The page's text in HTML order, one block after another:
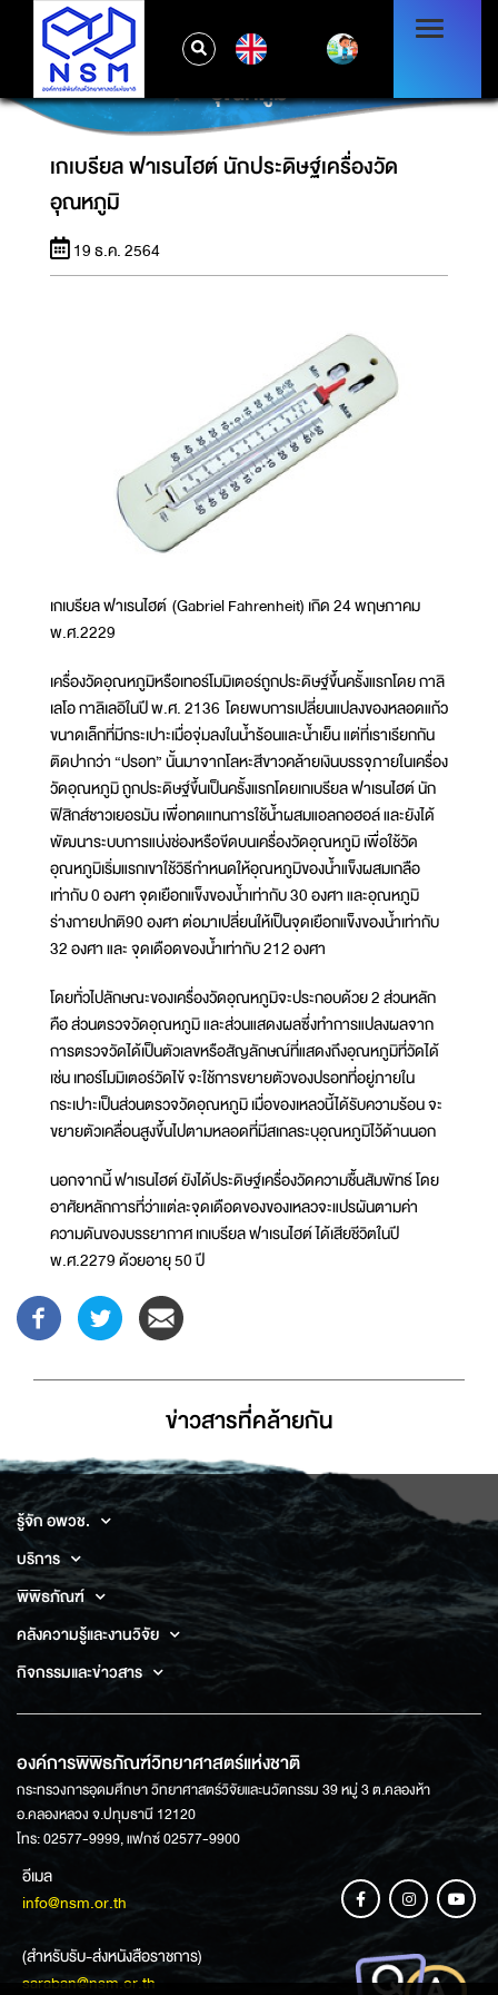
เกเบรียล ฟาเรนไฮต์ นักประดิษฐ์เครื่องวัด
อุณหภูมิ
เกเบรียล ฟาเรนไฮต์ นักประดิษฐ์เครื่องวัด
อุณหภูมิ
19 ธ.ค. 2564
เกเบรียล ฟาเรนไฮต์ (Gabriel Fahrenheit) เกิด 24 พฤษภาคม
พ.ศ.2229
เครื่องวัดอุณหภูมิหรือเทอร์โมมิเตอร์ถูกประดิษฐ์ขึ้นครั้งแรกโดย กาลิ
เลโอ กาลิเลอิในปี พ.ศ. 2136 โดยพบการเปลี่ยนแปลงของหลอดแก้ว
ขนาดเล็กที่มีกระเปาะเมื่อจุ่มลงในน้ำร้อนและน้ำเย็น แต่ที่เราเรียกกัน
ติดปากว่า “ปรอท” นั้นมาจากโลหะสีขาวคล้ายเงินบรรจุภายในเครื่อง
วัดอุณหภูมิ ถูกประดิษฐ์ขึ้นเป็นครั้งแรกโดยเกเบรียล ฟาเรนไฮต์ นัก
ฟิสิกส์ชาวเยอรมัน เพื่อทดแทนการใช้น้ำผสมแอลกอฮอล์ และยังได้
พัฒนาระบบการแบ่งช่องหรือขีดบนเครื่องวัดอุณหภูมิ เพื่อใช้วัด
อุณหภูมิเริ่มแรกเขาใช้วิธีกำหนดให้อุณหภูมิของน้ำแข็งผสมเกลือ
เท่ากับ 0 องศา จุดเยือกแข็งของน้ำเท่ากับ 30 องศา และอุณหภูมิ
ร่างกายปกติ90 องศา ต่อมาเปลี่ยนให้เป็นจุดเยือกแข็งของน้ำเท่ากับ
32 องศา และ จุดเดือดของน้ำเท่ากับ 212 องศา
โดยทั่วไปลักษณะของเครื่องวัดอุณหภูมิจะประกอบด้วย 2 ส่วนหลัก
คือ ส่วนตรวจวัดอุณหภูมิ และส่วนแสดงผลซึ่งทำการแปลงผลจาก
การตรวจวัดได้เป็นตัวเลขหรือสัญลักษณ์ที่แสดงถึงอุณหภูมิที่วัดได้
เช่น เทอร์โมมิเตอร์วัดไข้ จะใช้การขยายตัวของปรอทที่อยู่ภายใน
กระเปาะเป็นส่วนตรวจวัดอุณหภูมิ เมื่อของเหลวนี้ได้รับความร้อน จะ
ขยายตัวเคลื่อนสูงขึ้นไปตามหลอดที่มีสเกลระบุอุณหภูมิไว้ด้านนอก
นอกจากนี้ ฟาเรนไฮต์ ยังได้ประดิษฐ์เครื่องวัดความชื้นสัมพัทธ์ โดย
อาศัยหลักการที่ว่าแต่ละจุดเดือดของของเหลวจะแปรผันตามค่า
ความดันของบรรยากาศ เกเบรียล ฟาเรนไฮต์ ได้เสียชีวิตในปี
พ.ศ.2279 ด้วยอายุ 50 ปี
ข่าวสารที่่คล้ายกัน
รู้จัก อพวช.
บริการ
พิพิธภัณฑ์
คลังความรู้และงานวิจัย
กิจกรรมและข่าวสาร
องค์การพิพิธภัณฑ์วิทยาศาสตร์แห่งชาติ
กระทรวงการอุดมศึกษา วิทยาศาสตร์วิจัยและนวัตกรรม 39 หมู่ 3 ต.คลองห้า
อ.คลองหลวง จ.ปทุมธานี 12120
โทร: 02577-9999, แฟกซ์ 02577-9900
อีเมล
info@nsm.or.th
(สำหรับรับ-ส่งหนังสือราชการ)
saraban@nsm.or.th